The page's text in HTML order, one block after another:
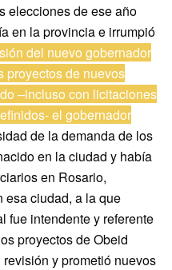
elecciones de ese año
en la provincia e irrumpió
del nuevo gobernador
proyectos de nuevos
–incluso con licitaciones
el gobernador
de la demanda de los
en la ciudad y había
en Rosario,
esa ciudad, a la que
fue intendente y referente
proyectos de Obeid
revisión y prometió nuevos